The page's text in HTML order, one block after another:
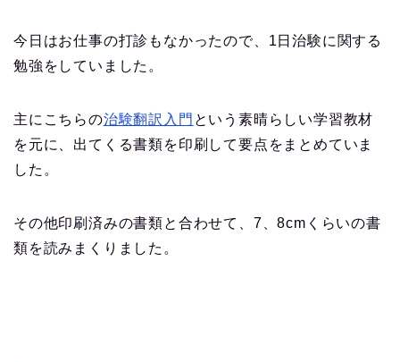
今日はお仕事の打診もなかったので、1日治験に関する
勉強をしていました。
主にこちらの治験翻訳入門 という素晴らしい学習教材
を元に、出てくる書類を印刷して要点をまとめていま
した。
その他印刷済みの書類と合わせて、7、8cmくらいの書
類を読みまくりました。